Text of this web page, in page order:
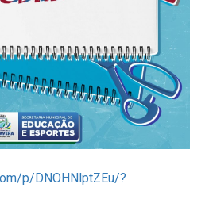
p/DNOHNlptZEu/?